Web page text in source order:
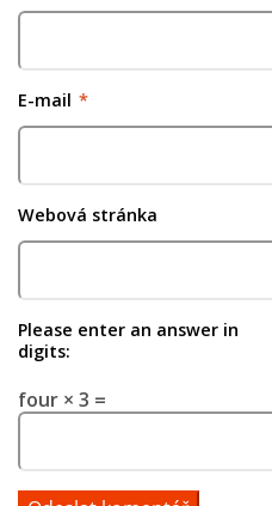
E-mail *
Webová stránka
Please enter an answer in
digits:
four × 3 =